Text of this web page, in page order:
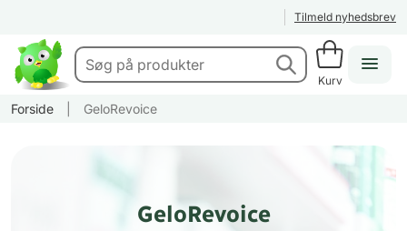
Tilmeld nyhedsbrev
Kurv
Forside GeloRevoice
GeloRevoice